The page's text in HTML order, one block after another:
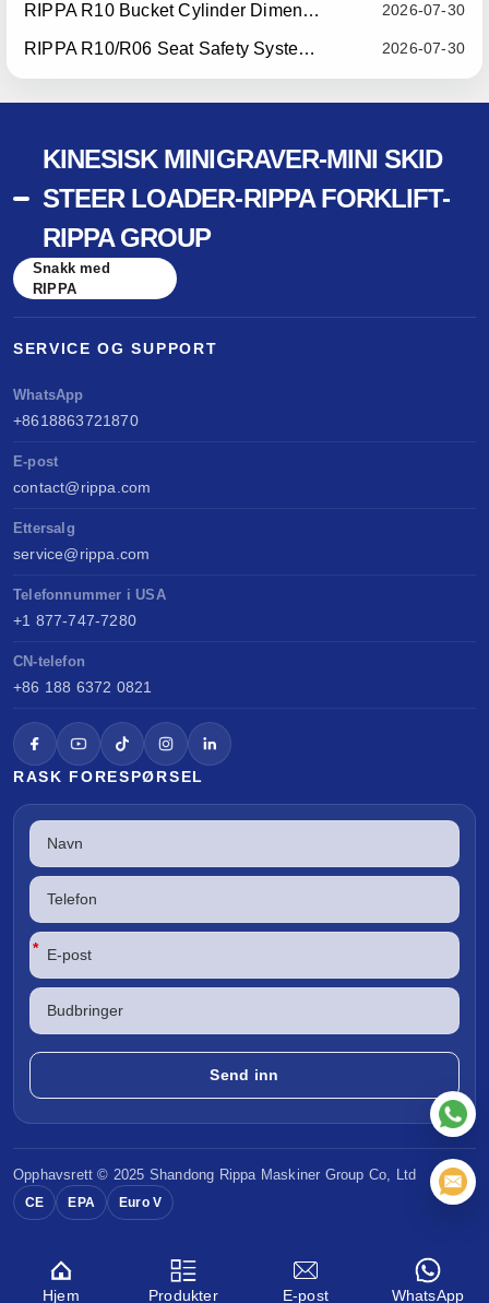
2026-07-30
RIPPA R10 Bucket Cylinder Dimension Optimization — Effective July 15, 2026
2026-07-30
RIPPA R10/R06 Seat Safety System Upgrade — Effective July 22, 2026
KINESISK MINIGRAVER-MINI SKID
STEER LOADER-RIPPA FORKLIFT-
RIPPA GROUP
Snakk med
RIPPA
SERVICE OG SUPPORT
WhatsApp
+8618863721870
E-post
contact@rippa.com
Ettersalg
service@rippa.com
Telefonnummer i USA
+1 877-747-7280
CN-telefon
+86 188 6372 0821
RASK FORESPØRSEL
*
Opphavsrett © 2025 Shandong Rippa Maskiner Group Co, Ltd
CE EPA Euro V
Hjem Produkter E-post WhatsApp